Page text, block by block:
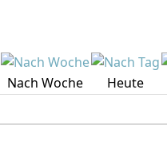
Nach Woche Heute